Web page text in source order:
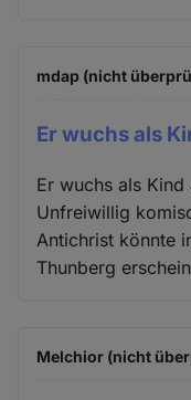
mdap (nicht
Er wuchs als
Er wuchs als
Unfreiwillig
Antichrist könnte
Thunberg
Melchior (nicht